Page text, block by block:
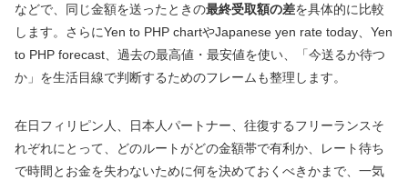
などで、同じ金額を送ったときの最終受取額の差を具体的に比較
します。さらにYen to PHP chartやJapanese yen rate today、Yen
to PHP forecast、過去の最高値・最安値を使い、「今送るか待つ
か」を生活目線で判断するためのフレームも整理します。
在日フィリピン人、日本人パートナー、往復するフリーランスそ
れぞれにとって、どのルートがどの金額帯で有利か、レート待ち
で時間とお金を失わないために何を決めておくべきかまで、一気